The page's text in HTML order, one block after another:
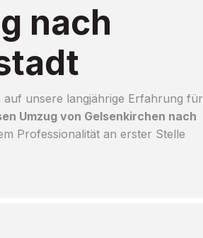
nach
auf unsere langjährige Erfahrung für
Umzug von Gelsenkirchen nach
Professionalität an erster Stelle